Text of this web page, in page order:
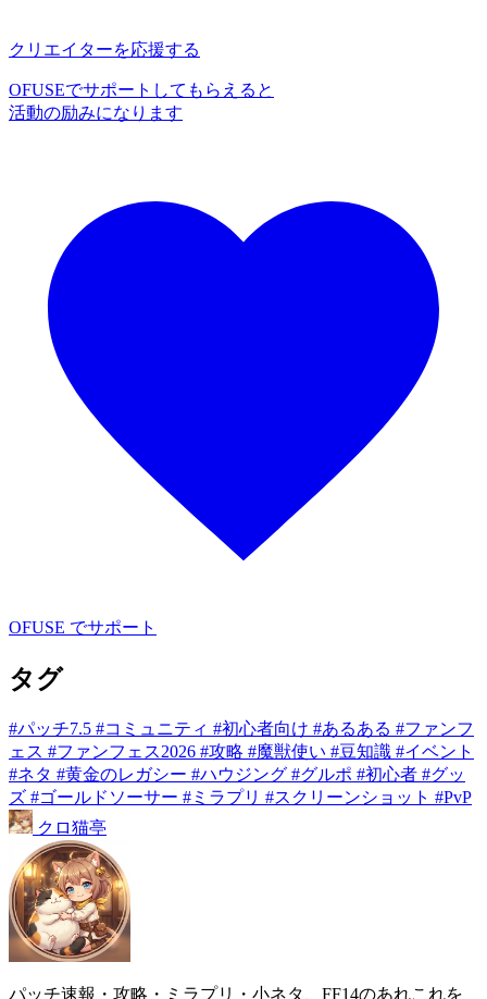
クリエイターを応援する
OFUSEでサポートしてもらえると
活動の励みになります
OFUSE でサポート
タグ
#パッチ7.5 #コミュニティ #初心者向け #あるある #ファンフ
ェス #ファンフェス2026 #攻略 #魔獣使い #豆知識 #イベント
#ネタ #黄金のレガシー #ハウジング #グルポ #初心者 #グッ
ズ #ゴールドソーサー #ミラプリ #スクリーンショット #PvP
クロ猫亭
パッチ速報・攻略・ミラプリ・小ネタ、FF14のあれこれを